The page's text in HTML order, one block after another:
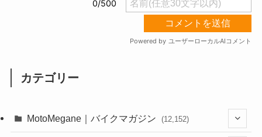
カテゴリー
MotoMegane｜バイクマガジン (12,152)